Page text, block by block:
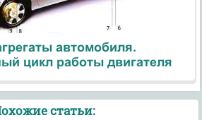
автомобиля.
цикл работы двигателя
статьи: